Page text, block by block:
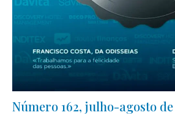
Número 162, julho-agosto de